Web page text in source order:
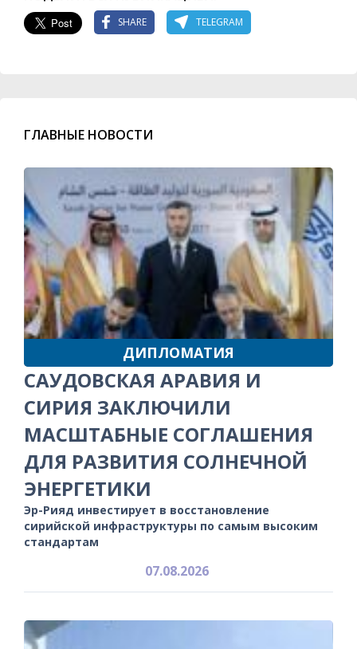
SHARE TELEGRAM
ГЛАВНЫЕ НОВОСТИ
ДИПЛОМАТИЯ
САУДОВСКАЯ АРАВИЯ И
СИРИЯ ЗАКЛЮЧИЛИ
МАСШТАБНЫЕ СОГЛАШЕНИЯ
ДЛЯ РАЗВИТИЯ СОЛНЕЧНОЙ
ЭНЕРГЕТИКИ
Эр-Рияд инвестирует в восстановление
сирийской инфраструктуры по самым высоким
стандартам
07.08.2026